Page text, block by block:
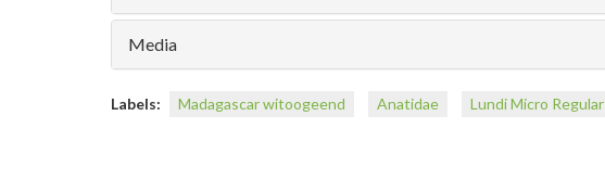
Media
Labels: Madagascar witoogeend Anatidae Lundi Micro Regular